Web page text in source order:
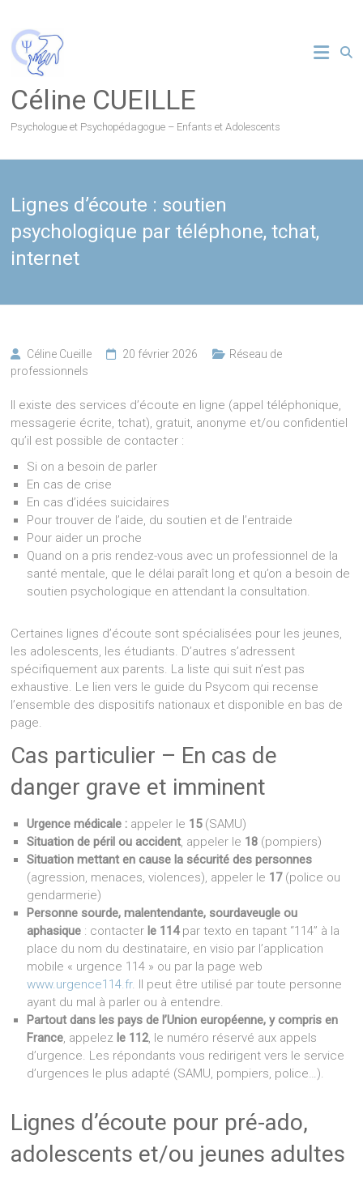
content
Céline CUEILLE
Psychologue et Psychopédagogue – Enfants et Adolescents
Lignes d’écoute : soutien
psychologique par téléphone, tchat,
internet
Céline Cueille 20 février 2026
Réseau de
professionnels
Il existe des services d’écoute en ligne (appel téléphonique,
messagerie écrite, tchat), gratuit, anonyme et/ou confidentiel
qu’il est possible de contacter :
Si on a besoin de parler
En cas de crise
En cas d’idées suicidaires
Pour trouver de l’aide, du soutien et de l’entraide
Pour aider un proche
Quand on a pris rendez-vous avec un professionnel de la
santé mentale, que le délai paraît long et qu’on a besoin de
soutien psychologique en attendant la consultation.
Certaines lignes d’écoute sont spécialisées pour les jeunes,
les adolescents, les étudiants. D’autres s’adressent
spécifiquement aux parents. La liste qui suit n’est pas
exhaustive. Le lien vers le guide du Psycom qui recense
l’ensemble des dispositifs nationaux et disponible en bas de
page.
Cas particulier – En cas de
danger grave et imminent
Urgence médicale : appeler le 15(SAMU)
Situation de péril ou accident, appeler le 18 (pompiers)
Situation mettant en cause la sécurité des personnes
(agression, menaces, violences), appeler le 17(police ou
gendarmerie)
Personne sourde, malentendante, sourdaveugle ou
aphasique : contacter le 114par texto en tapant “114” à la
place du nom du destinataire, en visio par l’application
mobile « urgence 114 » ou par la page web
www.urgence114.fr. Il peut être utilisé par toute personne
ayant du mal à parler ou à entendre.
Partout dans les pays de l’Union européenne, y compris en
France, appelez le 112, le numéro réservé aux appels
d’urgence. Les répondants vous redirigent vers le service
d’urgences le plus adapté (SAMU, pompiers, police…).
Lignes d’écoute pour pré-ado,
adolescents et/ou jeunes adultes